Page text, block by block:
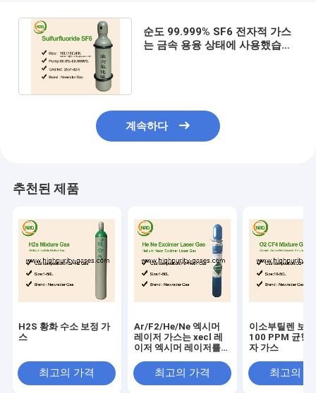
순도 99.999% SF6 전자적 가스
는 금속 용융 상태에 사용했습니
계속하다
추천된 제품
H2S 황화 수소 보정 가
스
최고의 가격
Ar/F2/He/Ne 엑시머
레이저 가스는 xecl 레
이저 엑시머 레이저를
혼합되었습니다
최고의 가격
이소부틸렌 보
100 PPM 균형
자 가스
최고의